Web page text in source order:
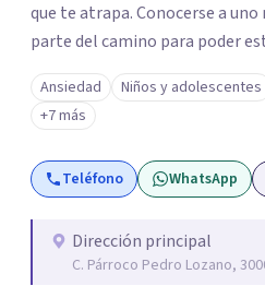
que te atrapa. Conocerse a uno mismo y aceptarse es
parte del camino para poder estar mejor.
es una forma de colaboración
de la confianza y el apoyo, es
identificar qué es lo que
son los pasos para el cambio. Además, creo que los
verdaderos cambios tienen que
aquellas decisiones en tu vida
mejor con lo que piensas y con
Ansiedad Niños y adolescentes
+7 más
Teléfono WhatsApp
Dirección principal
C. Párroco Pedro Lozano,